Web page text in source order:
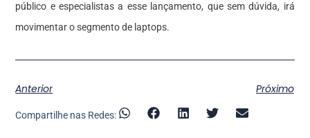
público e especialistas a esse lançamento, que sem dúvida, irá
movimentar o segmento de laptops.
Anterior Próximo
Compartilhe nas Redes: